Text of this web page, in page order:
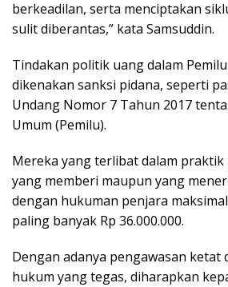
berkeadilan, serta menciptakan
sulit diberantas,” kata Samsuddin.
Tindakan politik uang dalam
dikenakan sanksi pidana, seperti
Undang Nomor 7 Tahun 2017
Umum (Pemilu).
Mereka yang terlibat dalam
yang memberi maupun yang
dengan hukuman penjara
paling banyak Rp 36.000.000.
Dengan adanya pengawasan ketat
hukum yang tegas, diharapkan